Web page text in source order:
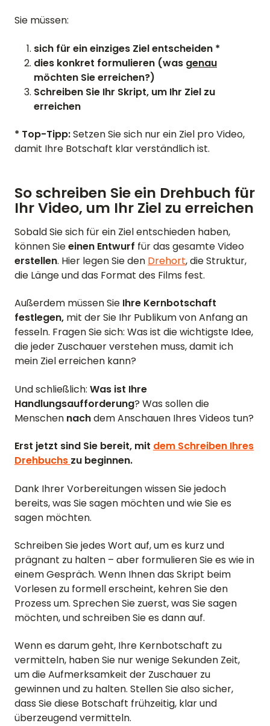
Sie müssen:
sich für ein einziges Ziel entscheiden *
dies konkret formulieren (was genau
möchten Sie erreichen?)
Schreiben Sie Ihr Skript, um Ihr Ziel zu
erreichen
* Top-Tipp:Setzen Sie sich nur ein Ziel pro Video,
damit Ihre Botschaft klar verständlich ist.
So schreiben Sie ein Drehbuch für
Ihr Video, um Ihr Ziel zu erreichen
Sobald Sie sich für ein Ziel entschieden haben,
können Sieeinen Entwurf für das gesamte Video
erstellen. Hier legen Sie den Drehort, die Struktur,
die Länge und das Format des Films fest.
Außerdem müssen Sie Ihre Kernbotschaft
festlegen, mit der Sie Ihr Publikum von Anfang an
fesseln. Fragen Sie sich: Was ist die wichtigste Idee,
die jeder Zuschauer verstehen muss, damit ich
mein Ziel erreichen kann?
Und schließlich: Was ist Ihre
Handlungsaufforderung? Was sollen die
Menschen nachdem Anschauen Ihres Videos tun?
Erst jetzt sind Sie bereit, mit dem Schreiben Ihres
Drehbuchs zu beginnen.
Dank Ihrer Vorbereitungen wissen Sie jedoch
bereits, was Sie sagen möchten und wie Sie es
sagen möchten.
Schreiben Sie jedes Wort auf, um es kurz und
prägnant zu halten – aber formulieren Sie es wie in
einem Gespräch. Wenn Ihnen das Skript beim
Vorlesen zu formell erscheint, kehren Sie den
Prozess um. Sprechen Sie zuerst, was Sie sagen
möchten, und schreiben Sie es dann auf.
Wenn es darum geht, Ihre Kernbotschaft zu
vermitteln, haben Sie nur wenige Sekunden Zeit,
um die Aufmerksamkeit der Zuschauer zu
gewinnen und zu halten. Stellen Sie also sicher,
dass Sie diese Botschaft frühzeitig, klar und
überzeugend vermitteln.